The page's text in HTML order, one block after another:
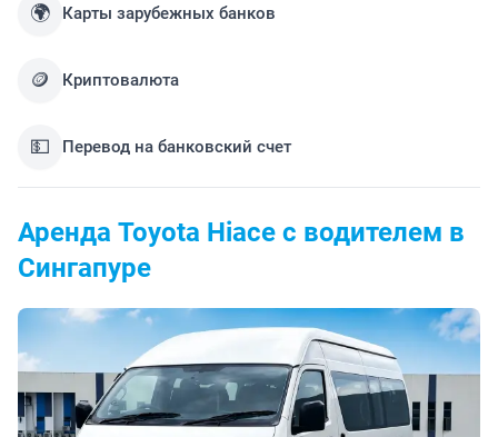
🌍 Карты зарубежных банков
🪙 Криптовалюта
💵 Перевод на банковский счет
Аренда Toyota Hiace с водителем в
Сингапуре